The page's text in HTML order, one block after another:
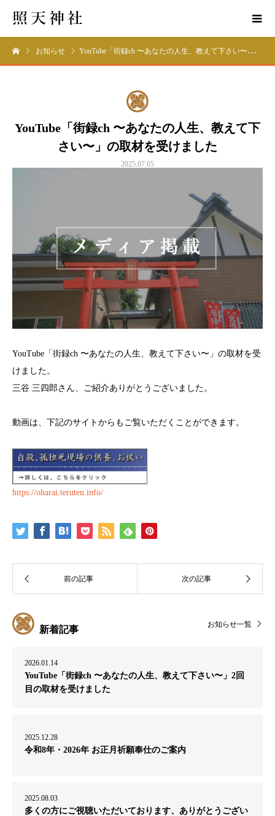
お知らせ YouTube「街録ch 〜あなたの人生、教えて下さい〜」の取材を受けました
YouTube「街録ch 〜あなたの人生、教えて下
さい〜」の取材を受けました
2025.07.05
YouTube「街録ch 〜あなたの人生、教えて下さい〜」の取材を受
けました。
三谷 三四郎さん、ご紹介ありがとうございました。
動画は、下記のサイトからもご覧いただくことができます。
https://oharai.teruten.info/
新着記事 お知らせ一覧
2026.01.14
YouTube「街録ch 〜あなたの人生、教えて下さい〜」2回
目の取材を受けました
2025.12.28
令和8年・2026年 お正月祈願奉仕のご案内
2025.08.03
多くの方にご視聴いただいております、ありがとうござい